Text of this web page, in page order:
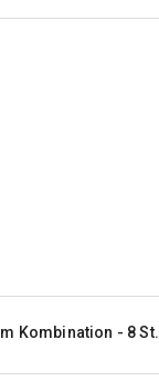
Kombination - 8 St.